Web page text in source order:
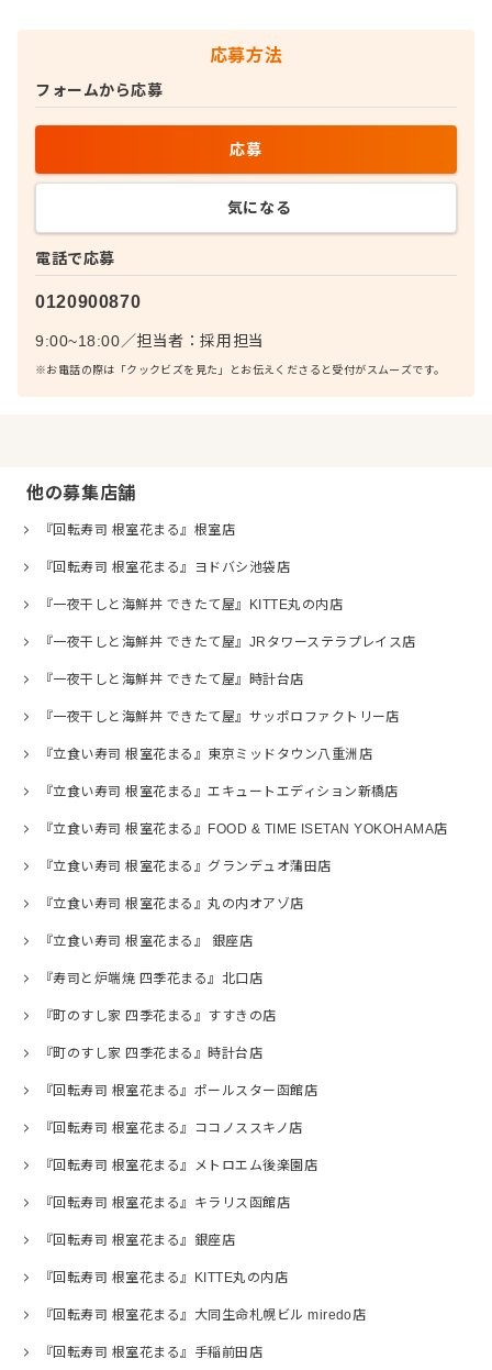
応募方法
電話で応募
0120900870
9:00~18:00／担当者：採用担当
※お電話の際は「クックビズを見た」とお伝えくださると受付がスムーズです。
フォームから応募
応募
気になる
他の募集店舗
『回転寿司 根室花まる』根室店
『回転寿司 根室花まる』ヨドバシ池袋店
『一夜干しと海鮮丼 できたて屋』KITTE丸の内店
『一夜干しと海鮮丼 できたて屋』JRタワーステラプレイス店
『一夜干しと海鮮丼 できたて屋』時計台店
『一夜干しと海鮮丼 できたて屋』サッポロファクトリー店
『立食い寿司 根室花まる』東京ミッドタウン八重洲店
『立食い寿司 根室花まる』エキュートエディション新橋店
『立食い寿司 根室花まる』FOOD & TIME ISETAN YOKOHAMA店
『立食い寿司 根室花まる』グランデュオ蒲田店
『立食い寿司 根室花まる』丸の内オアゾ店
『立食い寿司 根室花まる』 銀座店
『寿司と炉端焼 四季花まる』北口店
『町のすし家 四季花まる』すすきの店
『町のすし家 四季花まる』時計台店
『回転寿司 根室花まる』ポールスター函館店
『回転寿司 根室花まる』ココノススキノ店
『回転寿司 根室花まる』メトロエム後楽園店
『回転寿司 根室花まる』キラリス函館店
『回転寿司 根室花まる』銀座店
『回転寿司 根室花まる』KITTE丸の内店
『回転寿司 根室花まる』大同生命札幌ビル miredo店
『回転寿司 根室花まる』手稲前田店